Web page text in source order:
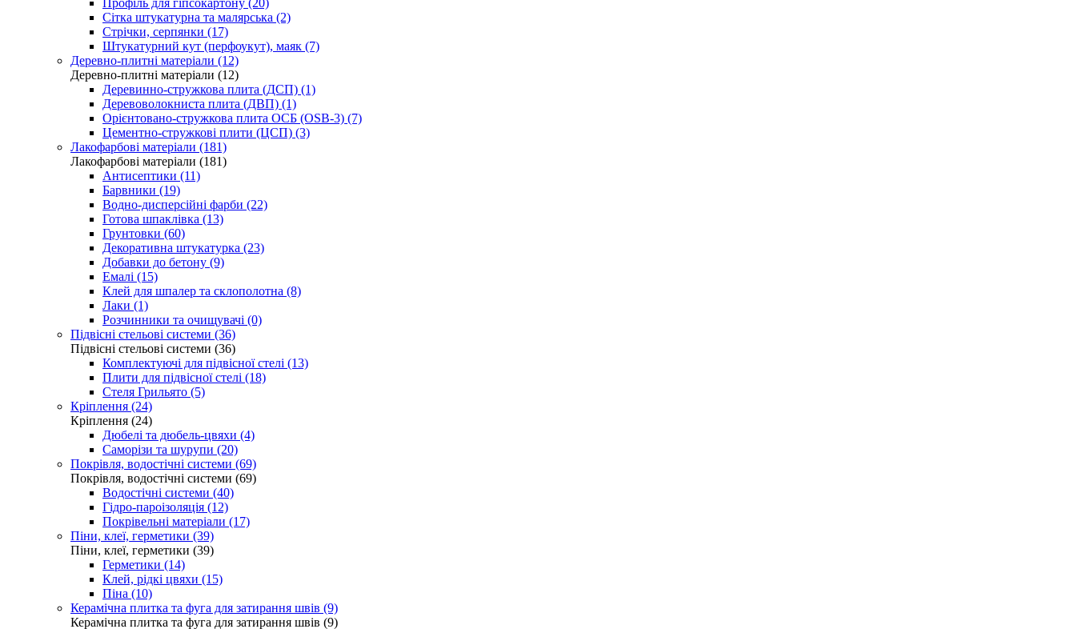
Сітка штукатурна та малярська (2)
Стрічки, серпянки (17)
Штукатурний кут (перфоукут), маяк (7)
Деревно-плитні матеріали (12)
Деревно-плитні матеріали (12)
Деревинно-стружкова плита (ДСП) (1)
Деревоволокниста плита (ДВП) (1)
Орієнтовано-стружкова плита ОСБ (OSB-3) (7)
Цементно-стружкові плити (ЦСП) (3)
Лакофарбові матеріали (181)
Лакофарбові матеріали (181)
Антисептики (11)
Барвники (19)
Водно-дисперсійні фарби (22)
Готова шпаклівка (13)
Грунтовки (60)
Декоративна штукатурка (23)
Добавки до бетону (9)
Емалі (15)
Клей для шпалер та склополотна (8)
Лаки (1)
Розчинники та очищувачі (0)
Підвісні стельові системи (36)
Підвісні стельові системи (36)
Комплектуючі для підвісної стелі (13)
Плити для підвісної стелі (18)
Стеля Грильято (5)
Кріплення (24)
Кріплення (24)
Дюбелі та дюбель-цвяхи (4)
Саморізи та шурупи (20)
Покрівля, водостічні системи (69)
Покрівля, водостічні системи (69)
Водостічні системи (40)
Гідро-пароізоляція (12)
Покрівельні матеріали (17)
Піни, клеї, герметики (39)
Піни, клеї, герметики (39)
Герметики (14)
Клей, рідкі цвяхи (15)
Піна (10)
Керамічна плитка та фуга для затирання швів (9)
Керамічна плитка та фуга для затирання швів (9)